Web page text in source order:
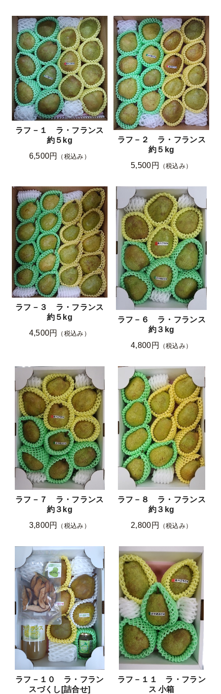
ラフ－１ ラ・フランス
約５kg
6,500円
（税込み）
ラフ－２ ラ・フランス
約５kg
5,500円
（税込み）
ラフ－３ ラ・フランス
約５kg
4,500円
（税込み）
ラフ－６ ラ・フランス
約３kg
4,800円
（税込み）
ラフ－７ ラ・フランス
約３kg
3,800円
（税込み）
ラフ－８ ラ・フランス
約３kg
2,800円
（税込み）
ラフ－１０ ラ・フラン
スづくし[詰合せ]
ラフ－１１ ラ・フラン
ス 小箱